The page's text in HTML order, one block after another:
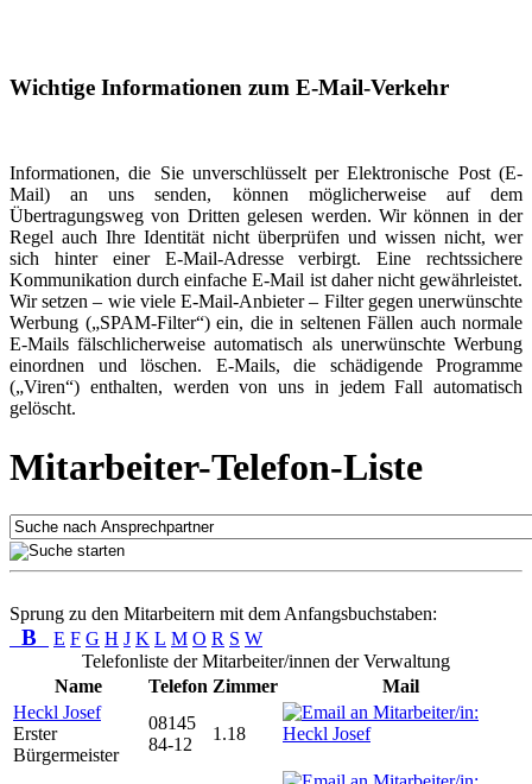
Wichtige Informationen zum E-Mail-Verkehr
Informationen, die Sie unverschlüsselt per Elektronische Post (E-
Mail) an uns senden, können möglicherweise auf dem
Übertragungsweg von Dritten gelesen werden. Wir können in der
Regel auch Ihre Identität nicht überprüfen und wissen nicht, wer
sich hinter einer E-Mail-Adresse verbirgt. Eine rechtssichere
Kommunikation durch einfache E-Mail ist daher nicht gewährleistet.
Wir setzen – wie viele E-Mail-Anbieter – Filter gegen unerwünschte
Werbung („SPAM-Filter“) ein, die in seltenen Fällen auch normale
E-Mails fälschlicherweise automatisch als unerwünschte Werbung
einordnen und löschen. E-Mails, die schädigende Programme
(„Viren“) enthalten, werden von uns in jedem Fall automatisch
gelöscht.
Mitarbeiter-Telefon-Liste
Sprung zu den Mitarbeitern mit dem Anfangsbuchstaben:
B E F G H J K L M O R S W
Telefonliste der Mitarbeiter/innen der Verwaltung
Name
Telefon Zimmer
Mail
Heckl Josef
Erster
Bürgermeister
08145
84-12
1.18